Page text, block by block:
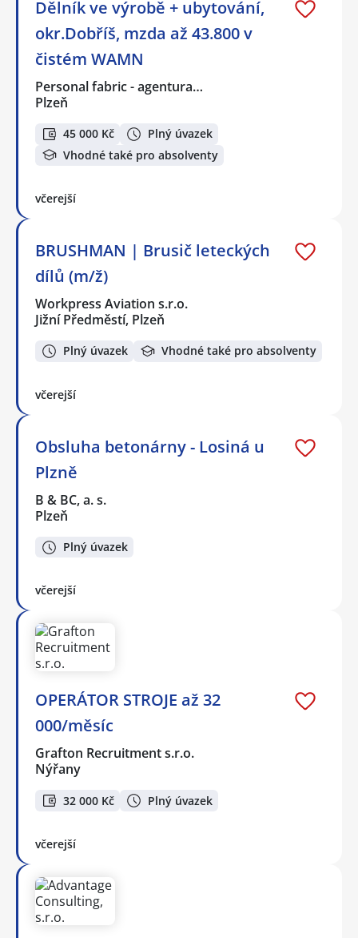
Dělník ve výrobě + ubytování,
okr.Dobříš, mzda až 43.800 v
čistém WAMN
Personal fabric - agentura…
Plzeň
45 000 Kč
Plný úvazek
Vhodné také pro absolventy
včerejší
BRUSHMAN | Brusič leteckých
dílů (m/ž)
Workpress Aviation s.r.o.
Jižní Předměstí, Plzeň
Plný úvazek Vhodné také pro absolventy
včerejší
Obsluha betonárny - Losiná u
Plzně
B & BC, a. s.
Plzeň
Plný úvazek
včerejší
OPERÁTOR STROJE až 32
000/měsíc
Grafton Recruitment s.r.o.
Nýřany
32 000 Kč Plný úvazek
včerejší